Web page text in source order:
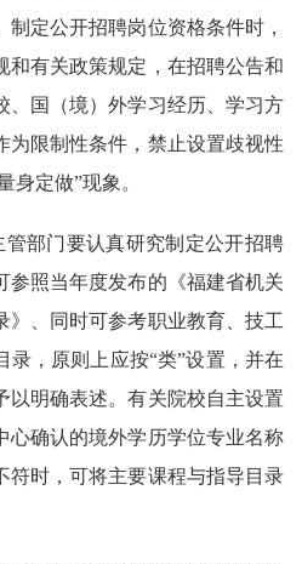
制定公开招聘岗位资格条件时 ，
和有关政策规定，在招聘公告和
、国（境）外学习经历、学习方
限制性条件， 禁止设置歧视性
身定做”现象。
管部门要认真研究制定公开招聘
参照当年度发布的《福建省机关
同时可参考职业教育、技工
录，原则上应按“类”设置 ， 并在
以明确表述。有关院校自主设置
心确认的境外学历学位专业名称
符时 ，可将主要课程与指导目录